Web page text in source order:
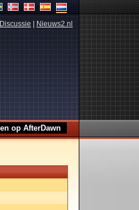
Discussie Nieuws2.nl